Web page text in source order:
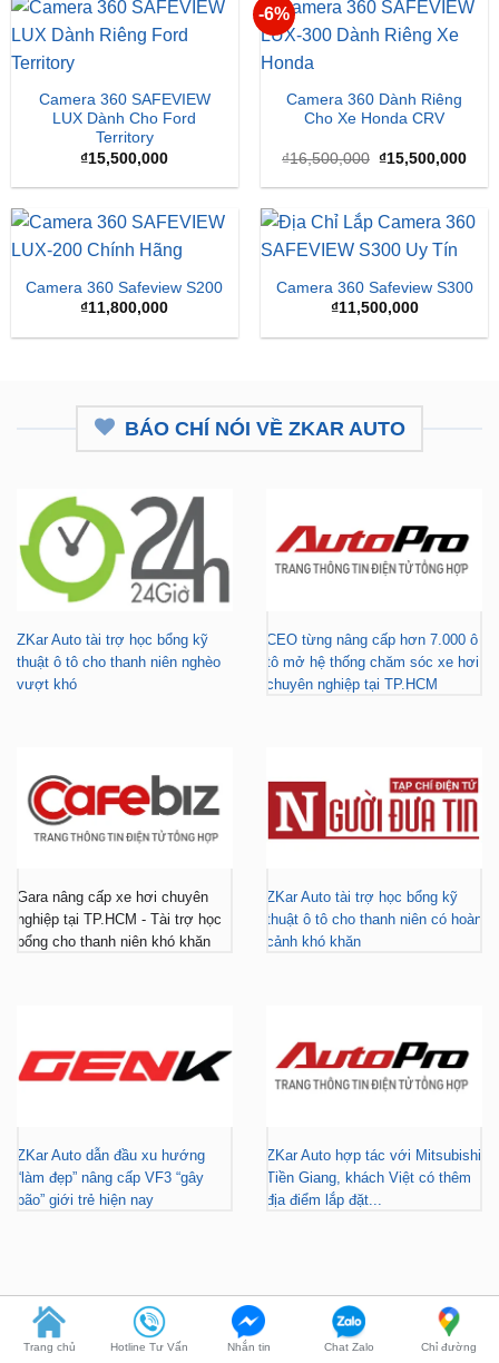
Camera 360 SAFEVIEW
LUX Dành Cho Ford
₫15,500,000
Camera 360 Dành Riêng
Cho Xe Honda CRV
₫16,500,000 Giá
gốc
là:
₫15,500,000
Camera 360 Safeview S200
₫11,800,000
Camera 360 Safeview S300
₫11,500,000
ZKar Auto tài trợ học bổng kỹ
thuật ô tô cho thanh niên nghèo
CEO từng nâng cấp hơn 7.000 ô
Gara nâng cấp xe hơi chuyên
ZKar Auto tài trợ học bổng kỹ
ZKar Auto hợp tác với Mitsubishi
Trang chủ Hotline Tư Vấn Nhắn tin Chat Zalo Chỉ đường